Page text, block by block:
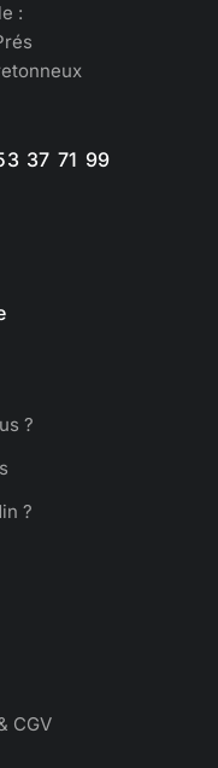
:
37 71 99
?
?
CGV